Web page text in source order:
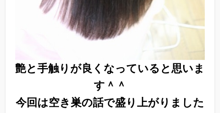
艶と手触りが良くなっていると思いま
す＾＾
今回は空き巣の話で盛り上がりました